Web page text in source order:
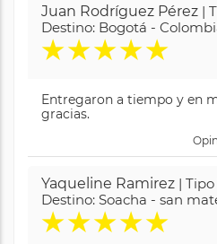
Juan Rodríguez Pérez |
Destino: Bogotá -
★★★★★
Entregaron a tiempo y en
gracias.
Yaqueline Ramirez |
Destino: Soacha - san
★★★★★